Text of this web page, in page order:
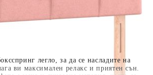
легло, за да се насладите на
ви максимален релакс и приятен сън.
до 2000 лв. / €1022.61